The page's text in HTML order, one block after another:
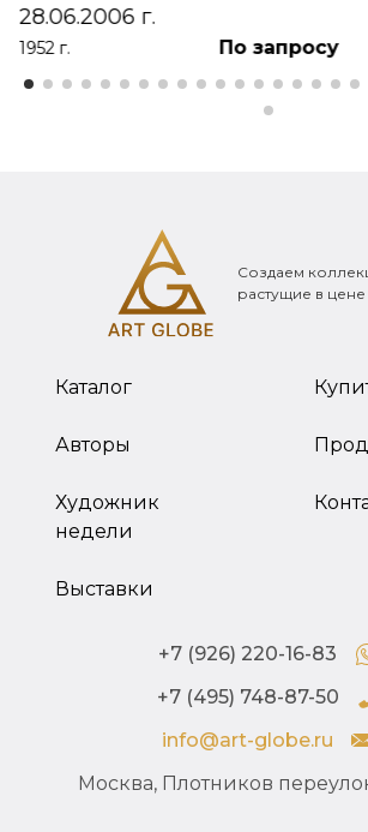
28.06.2006 г.
1952 г. По запросу
Создаем
растущие в цене
Каталог
Авторы
Художник
недели
Выставки
+7 (926) 220-16-83
+7 (495) 748-87-50
info@art-globe.ru
Москва, Плотников